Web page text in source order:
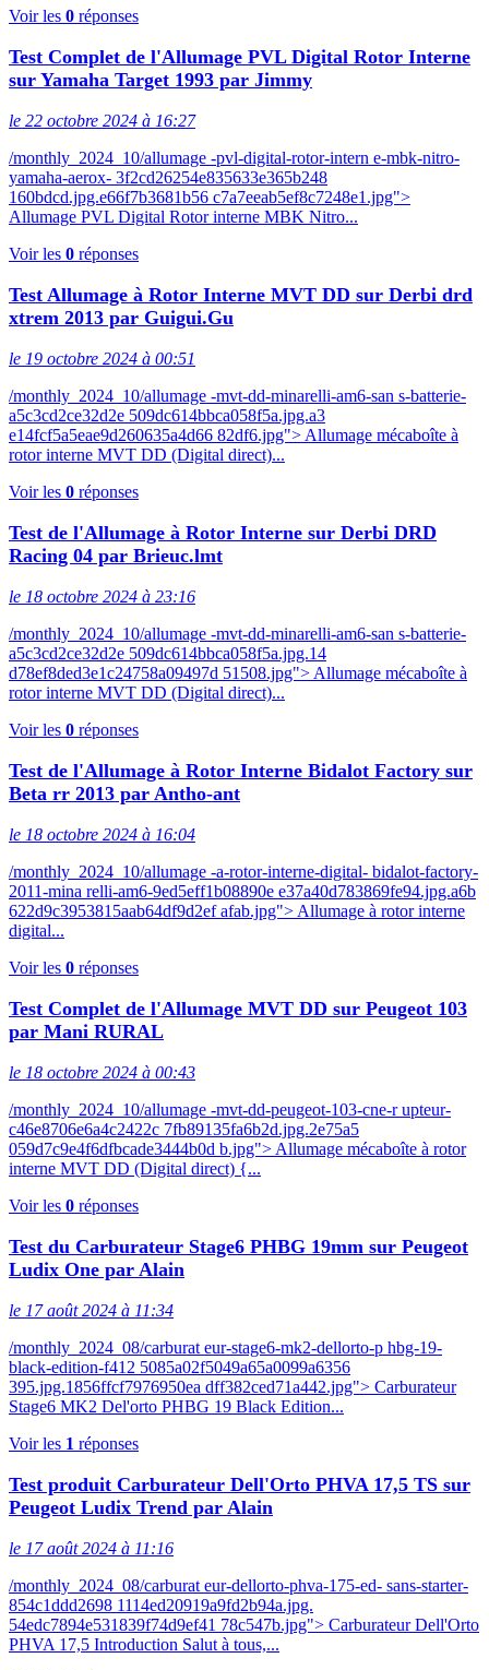
Voir les 0 réponses
Test Complet de l'Allumage PVL Digital Rotor Interne
sur Yamaha Target 1993 par Jimmy
le 22 octobre 2024 à 16:27
/monthly_2024_10/allumage -pvl-digital-rotor-intern e-mbk-nitro-
yamaha-aerox- 3f2cd26254e835633e365b248
160bdcd.jpg.e66f7b3681b56 c7a7eeab5ef8c7248e1.jpg">
Allumage PVL Digital Rotor interne MBK Nitro...
Voir les 0 réponses
Test Allumage à Rotor Interne MVT DD sur Derbi drd
xtrem 2013 par Guigui.Gu
le 19 octobre 2024 à 00:51
/monthly_2024_10/allumage -mvt-dd-minarelli-am6-san s-batterie-
a5c3cd2ce32d2e 509dc614bbca058f5a.jpg.a3
e14fcf5a5eae9d260635a4d66 82df6.jpg"> Allumage mécaboîte à
rotor interne MVT DD (Digital direct)...
Voir les 0 réponses
Test de l'Allumage à Rotor Interne sur Derbi DRD
Racing 04 par Brieuc.lmt
le 18 octobre 2024 à 23:16
/monthly_2024_10/allumage -mvt-dd-minarelli-am6-san s-batterie-
a5c3cd2ce32d2e 509dc614bbca058f5a.jpg.14
d78ef8ded3e1c24758a09497d 51508.jpg"> Allumage mécaboîte à
rotor interne MVT DD (Digital direct)...
Voir les 0 réponses
Test de l'Allumage à Rotor Interne Bidalot Factory sur
Beta rr 2013 par Antho-ant
le 18 octobre 2024 à 16:04
/monthly_2024_10/allumage -a-rotor-interne-digital- bidalot-factory-
2011-mina relli-am6-9ed5eff1b08890e e37a40d783869fe94.jpg.a6b
622d9c3953815aab64df9d2ef afab.jpg"> Allumage à rotor interne
digital...
Voir les 0 réponses
Test Complet de l'Allumage MVT DD sur Peugeot 103
par Mani RURAL
le 18 octobre 2024 à 00:43
/monthly_2024_10/allumage -mvt-dd-peugeot-103-cne-r upteur-
c46e8706e6a4c2422c 7fb89135fa6b2d.jpg.2e75a5
059d7c9e4f6dfbcade3444b0d b.jpg"> Allumage mécaboîte à rotor
interne MVT DD (Digital direct) {...
Voir les 0 réponses
Test du Carburateur Stage6 PHBG 19mm sur Peugeot
Ludix One par Alain
le 17 août 2024 à 11:34
/monthly_2024_08/carburat eur-stage6-mk2-dellorto-p hbg-19-
black-edition-f412 5085a02f5049a65a0099a6356
395.jpg.1856ffcf7976950ea dff382ced71a442.jpg"> Carburateur
Stage6 MK2 Del'orto PHBG 19 Black Edition...
Voir les 1 réponses
Test produit Carburateur Dell'Orto PHVA 17,5 TS sur
Peugeot Ludix Trend par Alain
le 17 août 2024 à 11:16
/monthly_2024_08/carburat eur-dellorto-phva-175-ed- sans-starter-
854c1ddd2698 1114ed20919a9fd2b94a.jpg.
54edc7894e531839f74d9ef41 78c547b.jpg"> Carburateur Dell'Orto
PHVA 17,5 Introduction Salut à tous,...